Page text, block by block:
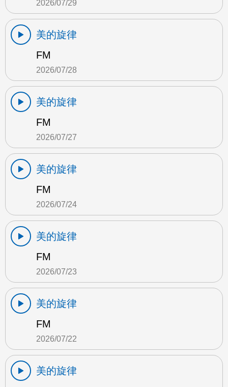
2026/07/29
美的旋律
FM
2026/07/28
美的旋律
FM
2026/07/27
美的旋律
FM
2026/07/24
美的旋律
FM
2026/07/23
美的旋律
FM
2026/07/22
美的旋律